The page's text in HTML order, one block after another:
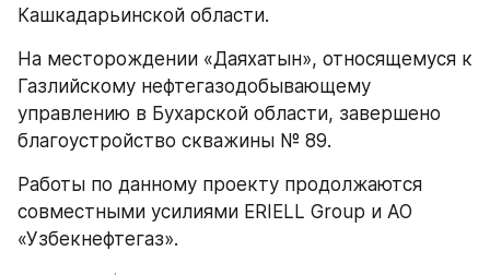
Кашкадарьинской области.
На месторождении «Даяхатын», относящемуся к
Газлийскому нефтегазодобывающему
управлению в Бухарской области, завершено
благоустройство скважины № 89.
Работы по данному проекту продолжаются
совместными усилиями ERIELL Group и АО
«Узбекнефтегаз».